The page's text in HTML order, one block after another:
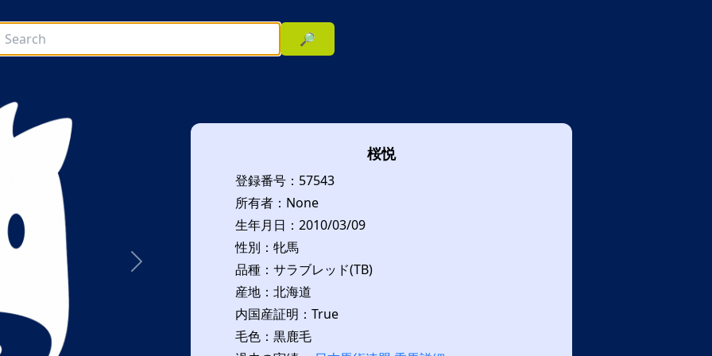
🔎
次へ
桜悦
登録番号：57543
所有者：None
生年月日：2010/03/09
性別：牝馬
品種：サラブレッド(TB)
産地：北海道
内国産証明：True
毛色：黒鹿毛